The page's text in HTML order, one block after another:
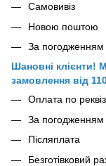
Самовивіз
Новою поштою
За
Шановні клієнти!
замовлення від
Оплата по
За
Післяплата
Безготівковий